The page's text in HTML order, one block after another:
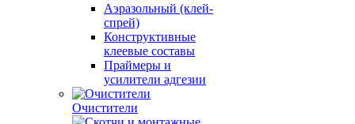
Аэразольный (клей-
спрей)
Конструктивные
клеевые составы
Праймеры и
усилители адгезии
Очистители